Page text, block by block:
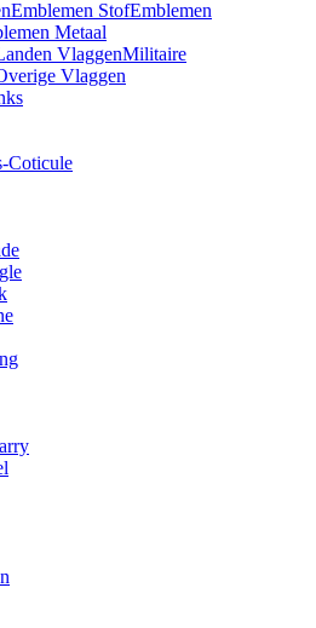
Emblemen StofEmblemen
Metaal
VlaggenMilitaire
Vlaggen
Coticule